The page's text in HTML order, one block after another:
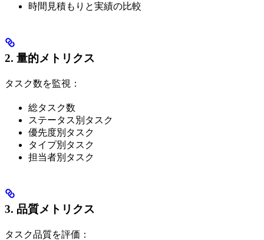
時間見積もりと実績の比較
2. 量的メトリクス
タスク数を監視：
総タスク数
ステータス別タスク
優先度別タスク
タイプ別タスク
担当者別タスク
3. 品質メトリクス
タスク品質を評価：